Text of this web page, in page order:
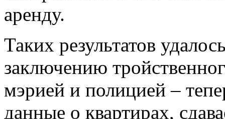
аренду.
Таких результатов
заключению
мэрией и полицией –
данные о квартирах,